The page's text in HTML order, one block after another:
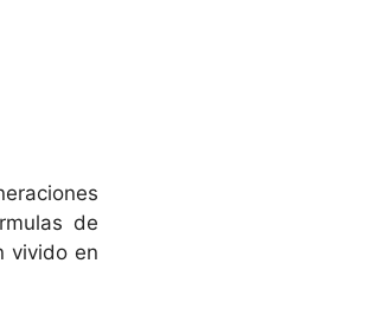
de
vivido en